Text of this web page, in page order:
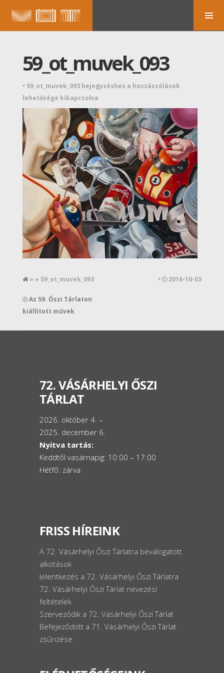
59_ot_muvek_093
• 59_ot_muvek_093 bejegyzéshez a hozzászólások
lehetősége kikapcsolva
» » 59_ot_muvek_093 • 2016-10-03
Az 59. Őszi Tárlaton
kiállított művek
72. VÁSÁRHELYI ŐSZI
TÁRLAT
2026. október 4. –
2025. december 6.
Nyitva tartás:
Keddtől vasárnapig: 10:00 – 17:00
Hétfő: zárva
FRISS HÍREINK
A 72. Vásárhelyi Őszi Tárlatra beválogatott
alkotások
Jelentkezés a 72. Vásárhelyi Őszi Tárlatra
72. Vásárhelyi Őszi Tárlat nevezési
feltételek
Szerveződik a 72. Vásárhelyi Őszi Tárlat
Befejeződött a 71. Vásárhelyi Őszi Tárlat
zsűrizése